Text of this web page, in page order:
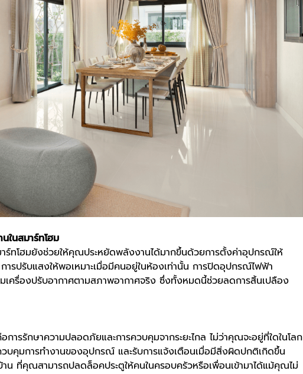
ในสมาร์ทโฮม
ร์ทโฮมยังช่วยให้คุณประหยัดพลังงานได้มากขึ้นด้วยการตั้งค่าอุปกรณ์ให้
ารปรับแสงให้พอเหมาะเมื่อมีคนอยู่ในห้องเท่านั้น การปิดอุปกรณ์ไฟฟ้า
เครื่องปรับอากาศตามสภาพอากาศจริง ซึ่งทั้งหมดนี้ช่วยลดการสิ้นเปลือง
รักษาความปลอดภัยและการควบคุมจากระยะไกล ไม่ว่าคุณจะอยู่ที่ใดในโลก
คุมการทำงานของอุปกรณ์ และรับการแจ้งเตือนเมื่อมีสิ่งผิดปกติเกิดขึ้น
น ที่คุณสามารถปลดล็อคประตูให้คนในครอบครัวหรือเพื่อนเข้ามาได้แม้คุณไม่